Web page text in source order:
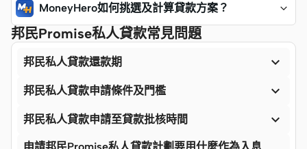
MoneyHero如何挑選及計算貸款方案？
邦民Promise私人貸款常見問題
邦民私人貸款還款期 
邦民私人貸款申請條件及門檻 
邦民私人貸款申請至貸款批核時間 
申請邦民Promise私人貸款計劃要用什麼作為入息